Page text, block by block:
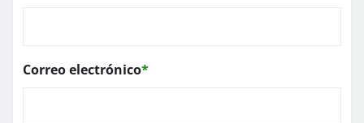
Correo electrónico*